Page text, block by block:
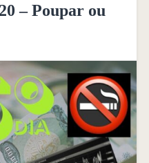
– Poupar ou